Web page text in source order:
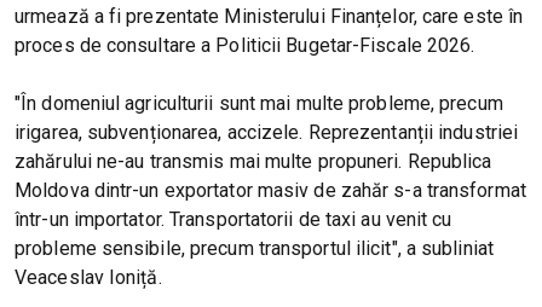
urmează a fi prezentate Ministerului Finanțelor, care este în
proces de consultare a Politicii Bugetar-Fiscale 2026.
"În domeniul agriculturii sunt mai multe probleme, precum
irigarea, subvenționarea, accizele. Reprezentanții industriei
zahărului ne-au transmis mai multe propuneri. Republica
Moldova dintr-un exportator masiv de zahăr s-a transformat
într-un importator. Transportatorii de taxi au venit cu
probleme sensibile, precum transportul ilicit", a subliniat
Veaceslav Ioniță.